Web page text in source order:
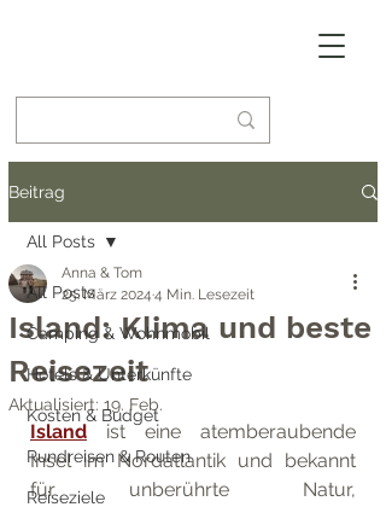
Beitrag
All Posts
Camping & Wohnmobil
Hotels & Unterkünfte
Kosten & Budget
Rundreisen & Routen
Reiseziele
All Posts
Island: Klima und beste
Reisezeit
Anna & Tom
25. März 2024 4 Min. Lesezeit
Aktualisiert: 19. Feb.
Island ist eine atemberaubende
Insel im Nordatlantik und bekannt
für unberührte Natur,